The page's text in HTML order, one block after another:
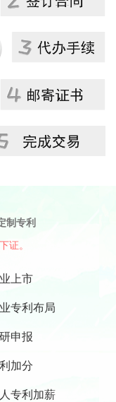
制专利
证。
上市
专利布局
申报
加分
专利加薪